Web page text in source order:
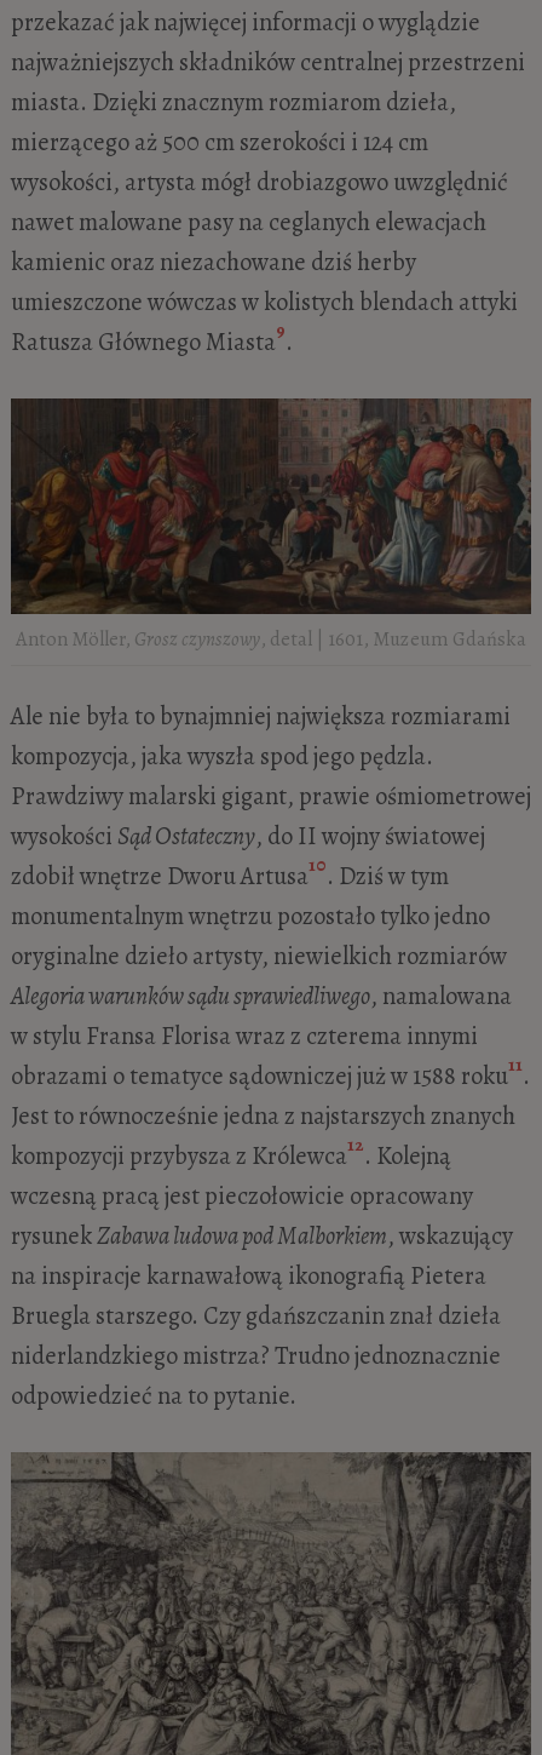
przekazać jak najwięcej informacji o wyglądzie
najważniejszych składników centralnej przestrzeni
miasta. Dzięki znacznym rozmiarom dzieła,
mierzącego aż 500 cm szerokości i 124 cm
wysokości, artysta mógł drobiazgowo uwzględnić
nawet malowane pasy na ceglanych elewacjach
kamienic oraz niezachowane dziś herby
umieszczone wówczas w kolistych blendach attyki
Ratusza Głównego Miasta9.
Anton Möller, Grosz czynszowy, detal | 1601, Muzeum Gdańska
Ale nie była to bynajmniej największa rozmiarami
kompozycja, jaka wyszła spod jego pędzla.
Prawdziwy malarski gigant, prawie ośmiometrowej
wysokości Sąd Ostateczny, do II wojny światowej
zdobił wnętrze Dworu Artusa10. Dziś w tym
monumentalnym wnętrzu pozostało tylko jedno
oryginalne dzieło artysty, niewielkich rozmiarów
Alegoria warunków sądu sprawiedliwego, namalowana
w stylu Fransa Florisa wraz z czterema innymi
obrazami o tematyce sądowniczej już w 1588 roku11.
Jest to równocześnie jedna z najstarszych znanych
kompozycji przybysza z Królewca12. Kolejną
wczesną pracą jest pieczołowicie opracowany
rysunekZabawa ludowa pod Malborkiem, wskazujący
na inspiracje karnawałową ikonografią Pietera
Bruegla starszego. Czy gdańszczanin znał dzieła
niderlandzkiego mistrza? Trudno jednoznacznie
odpowiedzieć na to pytanie.